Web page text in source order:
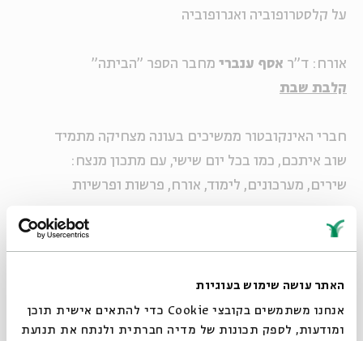
האתר עושה שימוש בעוגיות
אנחנו משתמשים בקובצי Cookie כדי להתאים אישית תוכן
ומודעות, לספק תכונות של מדיה חברתית ולנתח את תנועת
על קלסטרופוביה ואגרופוביה
אורח: ד"ר אסף ענברי מחבר הספר "הביתה"
קלבת שבת
חברי האינקובטור ממשיכים בעונה מצחיקה מתמיד
שוב איתכם, כמו בכל יום שישי, עם מתכון מנצח:
שירים, מערכונים, לימוד, אורח, פרשות ופרשיות
בכל יום שישי בשעה 11:00
הוספה ליומן